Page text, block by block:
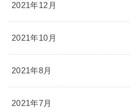
2021年12月
2021年10月
2021年8月
2021年7月